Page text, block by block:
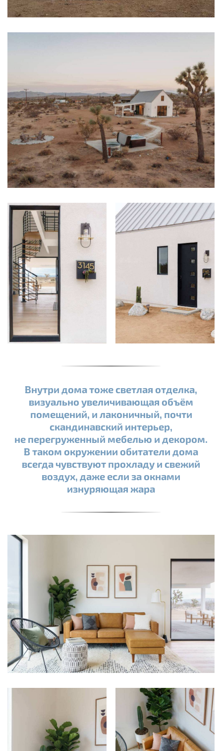
Внутри дома тоже светлая отделка,
визуально увеличивающая объём
помещений, и лаконичный, почти
скандинавский интерьер,
не перегруженный мебелью и декором.
В таком окружении обитатели дома
всегда чувствуют прохладу и свежий
воздух, даже если за окнами
изнуряющая жара